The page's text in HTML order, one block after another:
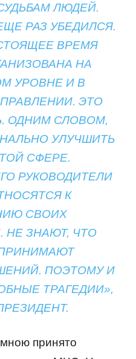
ЛЮДЕЙ.
РАЗ УБЕДИЛСЯ.
ВРЕМЯ
НА
УРОВНЕ И В
ЭТО
ОДНИМ СЛОВОМ,
УЛУЧШИТЬ
СФЕРЕ.
РУКОВОДИТЕЛИ
К
СВОИХ
НЕ ЗНАЮТ, ЧТО
ПОЭТОМУ И
ТРАГЕДИИ»,
принято